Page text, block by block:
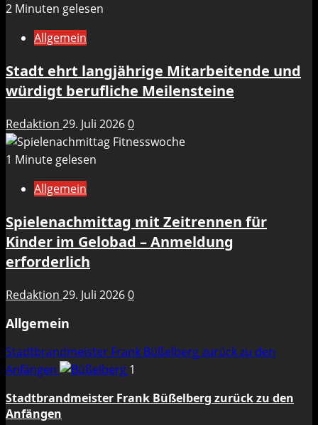
2 Minuten gelesen
Allgemein
Stadt ehrt langjährige Mitarbeitende und
würdigt berufliche Meilensteine
Redaktion 29. Juli 20260
1 Minute gelesen
Allgemein
Spielenachmittag mit Zeitrennen für
Kinder im Gelobad – Anmeldung
erforderlich
Redaktion 29. Juli 20260
Allgemein
Stadtbrandmeister Frank Büßelberg zurück zu den
Anfängen
1
Stadtbrandmeister Frank Büßelberg zurück zu den
Anfängen